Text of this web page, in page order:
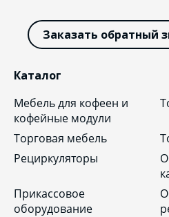
Каталог
Мебель для кофеен и
кофейные модули
Торговая мебель
Рециркуляторы
Прикассовое
оборудование
Заказать обратный